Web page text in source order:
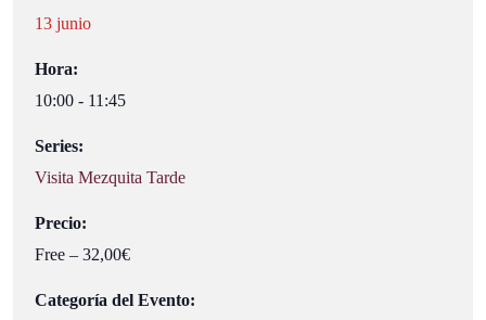
13 junio
Hora:
10:00 - 11:45
Series:
Visita Mezquita Tarde
Precio:
Free – 32,00€
Categoría del Evento: